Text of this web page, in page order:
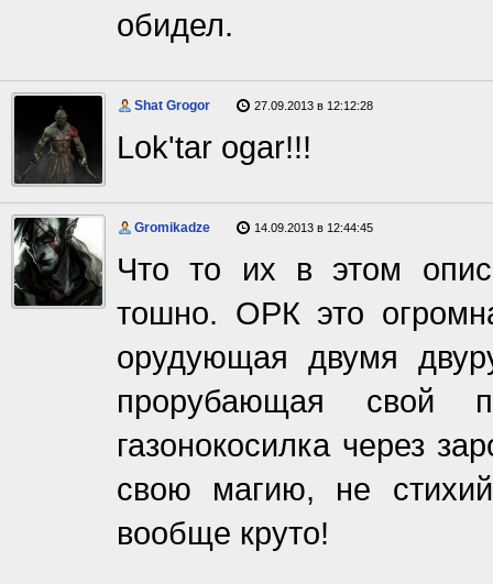
обидел.
Shat Grogor 27.09.2013 в 12:12:28
Lok'tar ogar!!!
Gromikadze 14.09.2013 в 12:44:45
Что то их в этом
тошно. ОРК это
орудующая двумя
прорубающая свой
газонокосилка через
свою магию, не
вообще круто!